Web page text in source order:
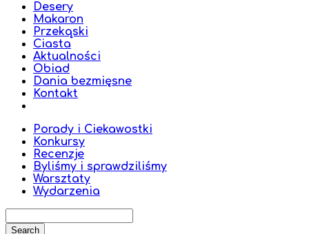
Desery
Makaron
Przekąski
Ciasta
Aktualności
Obiad
Dania bezmięsne
Kontakt
Porady i Ciekawostki
Konkursy
Recenzje
Byliśmy i sprawdziliśmy
Warsztaty
Wydarzenia